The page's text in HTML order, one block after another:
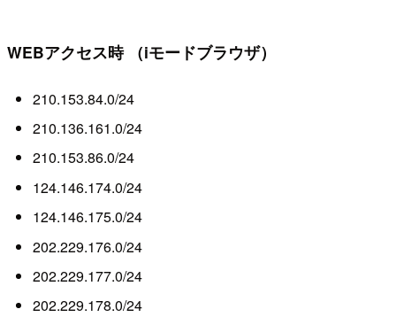
WEBアクセス時 （iモードブラウザ）
210.153.84.0/24
210.136.161.0/24
210.153.86.0/24
124.146.174.0/24
124.146.175.0/24
202.229.176.0/24
202.229.177.0/24
202.229.178.0/24